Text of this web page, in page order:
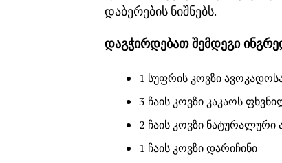
დაბერების ნიშნებს.
დაგჭირდებათ შემდეგი
1 სუფრის კოვზი
3 ჩაის კოვზი კაკაოს
2 ჩაის კოვზი
1 ჩაის კოვზი დარიჩინი